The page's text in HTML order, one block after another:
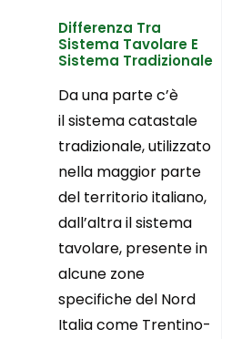
Differenza Tra
Sistema Tavolare E
Sistema Tradizionale
Da una parte c’è
il sistema catastale
tradizionale, utilizzato
nella maggior parte
del territorio italiano,
dall’altra il sistema
tavolare, presente in
alcune zone
specifiche del Nord
Italia come Trentino-